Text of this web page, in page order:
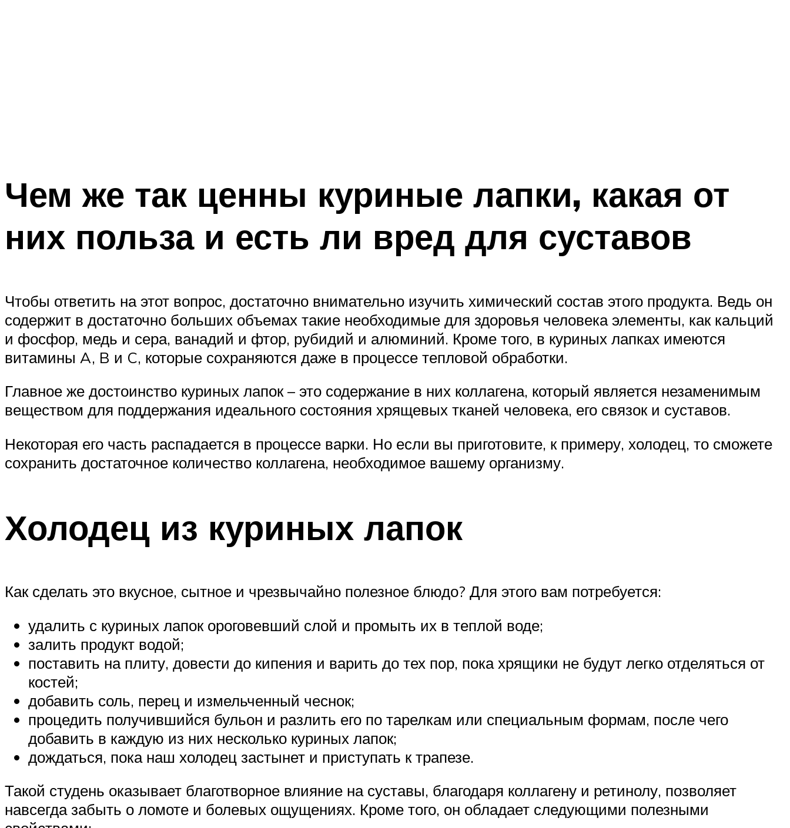
Чем же так ценны куриные лапки, какая от
них польза и есть ли вред для суставов
Чтобы ответить на этот вопрос, достаточно внимательно изучить химический состав этого продукта. Ведь он
содержит в достаточно больших объемах такие необходимые для здоровья человека элементы, как кальций
и фосфор, медь и сера, ванадий и фтор, рубидий и алюминий. Кроме того, в куриных лапках имеются
витамины A, B и C, которые сохраняются даже в процессе тепловой обработки.
Главное же достоинство куриных лапок – это содержание в них коллагена, который является незаменимым
веществом для поддержания идеального состояния хрящевых тканей человека, его связок и суставов.
Некоторая его часть распадается в процессе варки. Но если вы приготовите, к примеру, холодец, то сможете
сохранить достаточное количество коллагена, необходимое вашему организму.
Холодец из куриных лапок
Как сделать это вкусное, сытное и чрезвычайно полезное блюдо? Для этого вам потребуется:
удалить с куриных лапок ороговевший слой и промыть их в теплой воде;
залить продукт водой;
поставить на плиту, довести до кипения и варить до тех пор, пока хрящики не будут легко отделяться от
костей;
добавить соль, перец и измельченный чеснок;
процедить получившийся бульон и разлить его по тарелкам или специальным формам, после чего
добавить в каждую из них несколько куриных лапок;
дождаться, пока наш холодец застынет и приступать к трапезе.
Такой студень оказывает благотворное влияние на суставы, благодаря коллагену и ретинолу, позволяет
навсегда забыть о ломоте и болевых ощущениях. Кроме того, он обладает следующими полезными